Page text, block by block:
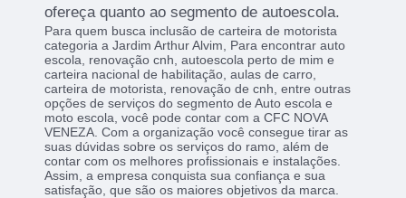
ofereça quanto ao segmento de autoescola.
Para quem busca inclusão de carteira de motorista
categoria a Jardim Arthur Alvim, Para encontrar auto
escola, renovação cnh, autoescola perto de mim e
carteira nacional de habilitação, aulas de carro,
carteira de motorista, renovação de cnh, entre outras
opções de serviços do segmento de Auto escola e
moto escola, você pode contar com a CFC NOVA
VENEZA. Com a organização você consegue tirar as
suas dúvidas sobre os serviços do ramo, além de
contar com os melhores profissionais e instalações.
Assim, a empresa conquista sua confiança e sua
satisfação, que são os maiores objetivos da marca.